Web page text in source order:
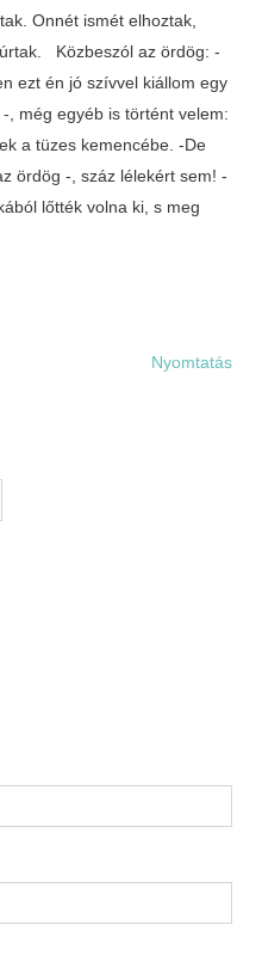
Onnét ismét elhoztak,
Közbeszól az ördög: -
ezt én jó szívvel kiállom egy
, még egyéb is történt velem:
a tüzes kemencébe. -De
ördög -, száz lélekért sem! -
lőtték volna ki, s meg
Nyomtatás